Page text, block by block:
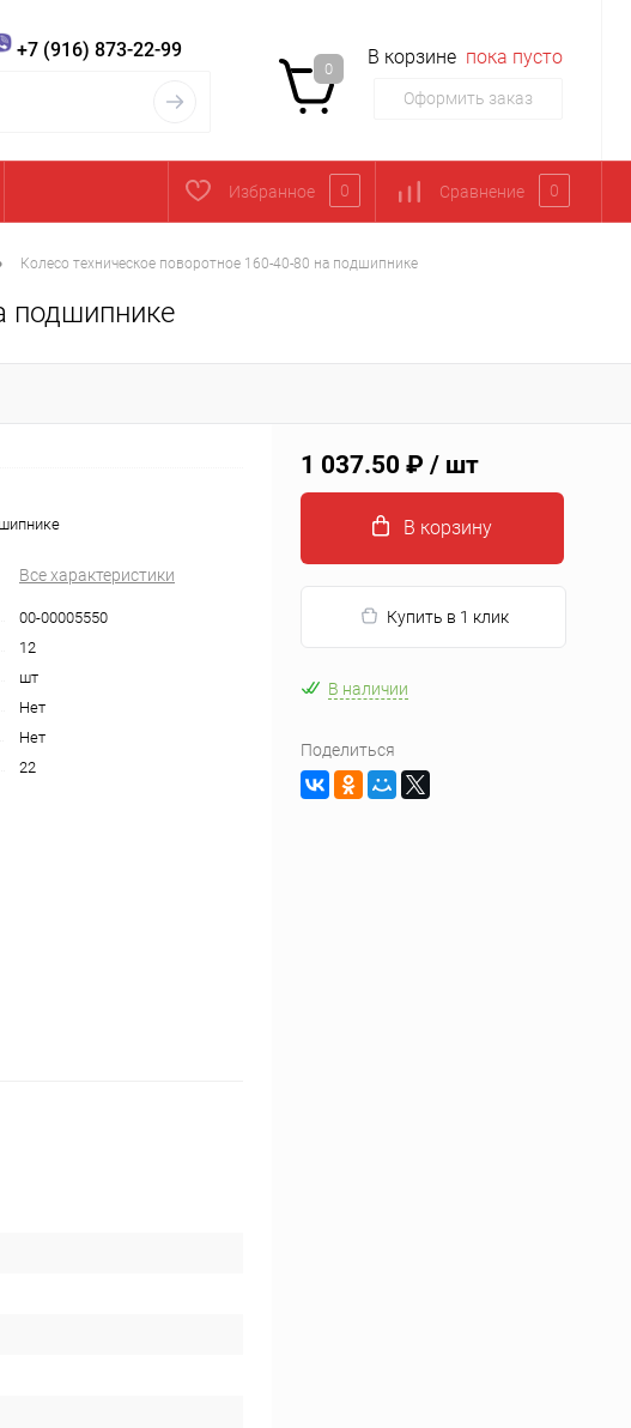
+7 (916) 873-22-99
0
В корзине пока пусто
Оформить заказ
Избранное 0 Сравнение 0
Колесо техническое поворотное 160-40-80 на подшипнике
подшипнике
Все характеристики
00-00005550
12
шт
Нет
Нет
22
1 037.50 ₽ / шт
В корзину
Купить в 1 клик
В наличии
Поделиться